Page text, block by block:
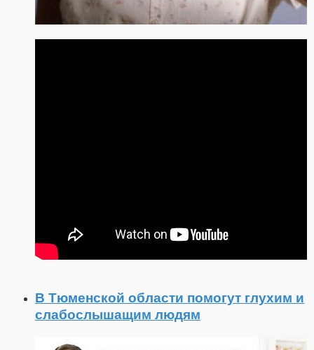
В Тюменской области помогут глухим и
слабослышащим людям